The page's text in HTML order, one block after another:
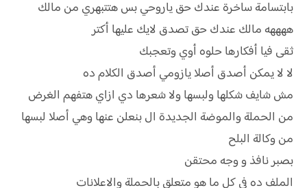
بابتسامة ساخرة عندك حق ياروحي بس هتتبهري من مالك
ههههه مالك عندك حق تصدق لايك عليها أكتر
ثقى فيا أفكارها حلوه أوي وتعجبك
لا لا يمكن أصدق أصلا يازومي أصدق الكلام ده
مش شايف شكلها ولبسها ولا شعرها دي ازاي هتفهم الغرض
من الحملة والموضة الجديدة ال بنعلن عنها وهي أصلا لبسها
من وكالة البلح
بصبر نافذ و وجه محتقن
الملف ده في كل ما هو متعلق بالحملة والاعلانات